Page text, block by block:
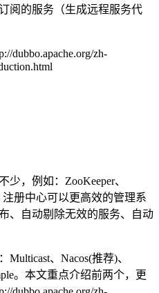
阅的服务（生成远程服务代
zh-
，例如：ZooKeeper、
注册中心可以更高效的管理系
、自动剔除无效的服务、自动
、Nacos(推荐)、
。本文重点介绍前两个，更